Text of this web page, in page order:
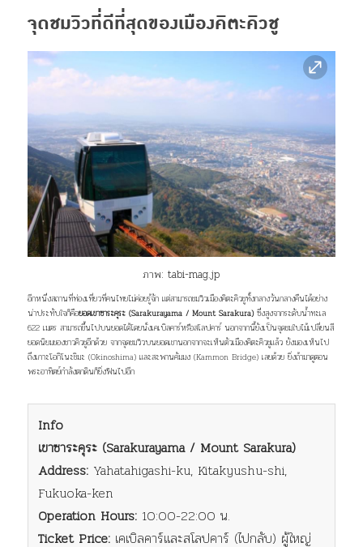
จุดชมวิวที่ดีที่สุดของเมืองคิตะคิวชู
ภาพ:tabi-mag.jp
อีกหนึ่งสถานที่ท่องเที่ยวที่คนไทยไม่ค่อยรู้จัก แต่สามารถชมวิวเมืองคิตะคิวชูทั้งกลางวันกลางคืนได้อย่าง
น่าประทับใจก็คือยอดเขาซาระคุระ (Sarakurayama / Mount Sarakura)ซึ่งสูงจากระดับน้ำทะเล
622 เมตร สามารถขึ้นไปบนยอดได้โดยนั่งเคเบิลคาร์หรือสโลปคาร์ นอกจากนี้ยังเป็นจุดชมใบไม้เปลี่ยนสี
ยอดนิยมของชาวคิวชูอีกด้วย จากจุดชมวิวบนยอดเขานอกจากจะเห็นตัวเมืองคิตะคิวชูแล้ว ยังมองเห็นไป
ถึงเกาะโอกิโนะชิมะ (Okinoshima) และสะพานคัมมง (Kammon Bridge) เลยด้วย ยิ่งถ้ามาดูตอน
พระอาทิตย์กำลังตกดินก็ยิ่งฟินไปอีก
Info
เขาซาระคุระ (Sarakurayama / Mount Sarakura)
Address:Yahatahigashi-ku, Kitakyushu-shi,
Fukuoka-ken
Operation Hours:10:00-22:00 น.
Ticket Price:เคเบิลคาร์และสโลปคาร์ (ไปกลับ) ผู้ใหญ่